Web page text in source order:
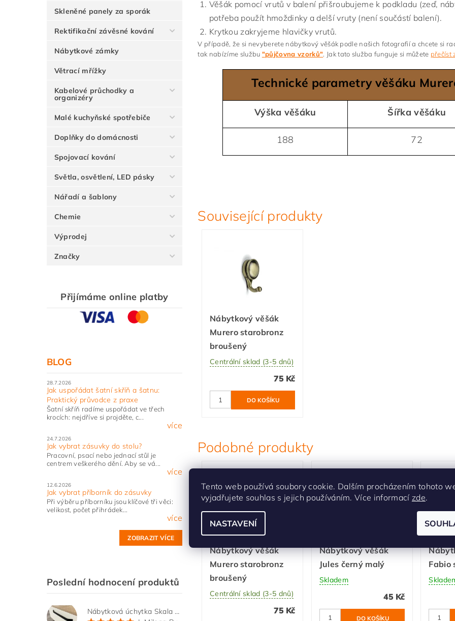
Skleněné panely za sporák
Rektifikační závěsné kování
Nábytkové zámky
Větrací mřížky
Kabelové průchodky a
organizéry
Malé kuchyňské spotřebiče
Doplňky do domácnosti
Spojovací kování
Světla, osvětlení, LED pásky
Nářadí a šablony
Chemie
Výprodej
Značky
Přijímáme online platby
BLOG
28.7.2026
Jak uspořádat šatní skříň a šatnu:
Praktický průvodce z praxe
Šatní skříň radíme uspořádat ve třech
krocích: nejdříve si projděte, c...
více
24.7.2026
Jak vybrat zásuvky do stolu?
Pracovní, psací nebo jednací stůl je
centrem veškerého dění. Aby se vá...
více
12.6.2026
Jak vybrat příborník do zásuvky
Při výběru příborníku jsou klíčové tři věci:
velikost, počet přihrádek...
více
ZOBRAZIT VÍCE
Poslední hodnocení produktů
Nábytková úchytka Skala černá matná
Věšák pomocí vrutů v balení přišroubujeme k podkladu (zeď,
potřeba použít hmoždinky a delší vruty (není součástí balení).
Krytkou zakryjeme hlavičky vrutů.
V případě, že si nevyberete nábytkový věšák podle našich fotografií a chcete si
tak nabízíme službu "půjčovna vzorků" . Jak tato služba funguje si můžete přečíst
Technické parametry věšáku
Výška věšáku Šířka věšáku
188 72
Související produkty
Nábytkový věšák
Murero starobronz
broušený
Centrální sklad (3-5 dnů)
75 Kč
Podobné produkty
Nábytkový věšák
Murero starobronz
broušený
Centrální sklad (3-5 dnů)
75 Kč
Nábytkový věšák
Jules černý malý
Skladem
45 Kč
Fabio
Tento web používá soubory cookie. Dalším procházením tohoto
vyjadřujete souhlas s jejich používáním. Více informací zde.
NASTAVENÍ